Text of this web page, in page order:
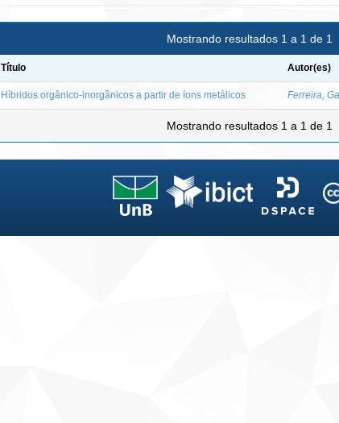
Mostrando resultados 1 a 1 de 1
Título Autor(es)
Híbridos orgânico-inorgânicos a partir de íons metálicos Ferreira,
Mostrando resultados 1 a 1 de 1